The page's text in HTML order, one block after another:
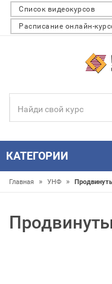
Список видеокурсов
Расписание онлайн-
КАТЕГОРИИ
Главная » УНФ »